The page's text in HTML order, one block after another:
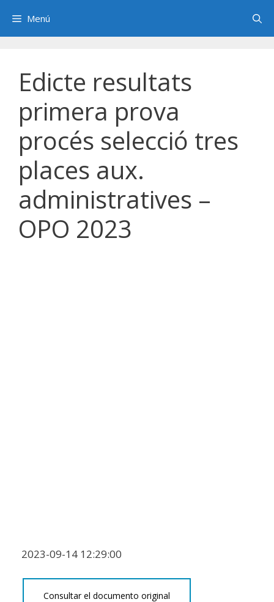
contenido
Menú
Edicte resultats
primera prova
procés selecció tres
places aux.
administratives –
OPO 2023
2023-09-14 12:29:00
Consultar el documento original